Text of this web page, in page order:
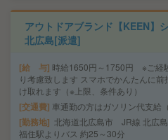
アウトドアブランド【KEEN】
北広島[派遣]
給 与 時給1650円～1750円 ※ご経
り考慮致します スマホでかんたんに前
け取れます（※上限、条件あり）
交通費 車通勤の方はガソリン代支給
勤務地
北海道北広島市 JR線 北広島
福住駅よりバス 約25～30分